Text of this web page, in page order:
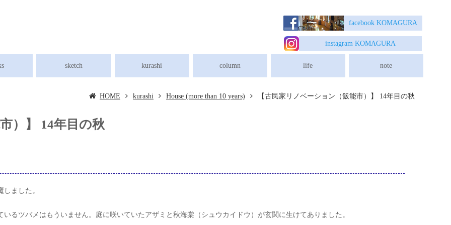
facebook KOMAGURA
instagram KOMAGURA
sketch kurashi column life note
HOME kurashi House (more than 10 years) 【古民家リノベーション（飯能市）】 14年目の秋
）】 14年目の秋
ました。
るツバメはもういません。庭に咲いていたアザミと秋海棠（シュウカイドウ）が玄関に生けてありました。